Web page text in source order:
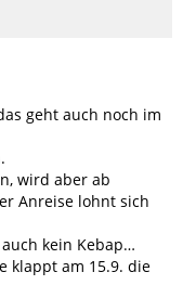
geht auch noch im
wird aber ab
Anreise lohnt sich
kein Kebap…
klappt am 15.9. die